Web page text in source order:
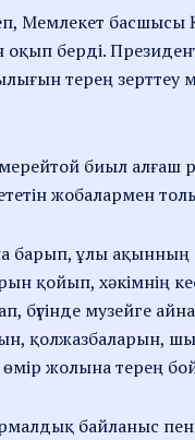
Мемлекет
оқып берді.
терең зерттеу
биыл алғаш
жобалармен
барып, ұлы
қойып, хәкімнің
бүгінде музейге
қолжазбаларын,
жолына терең
байланыс